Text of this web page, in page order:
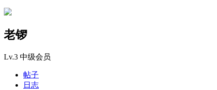
老锣
Lv.3 中级会员
帖子
日志